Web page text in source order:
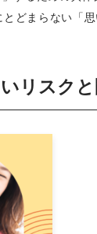
どまらない「
リスク